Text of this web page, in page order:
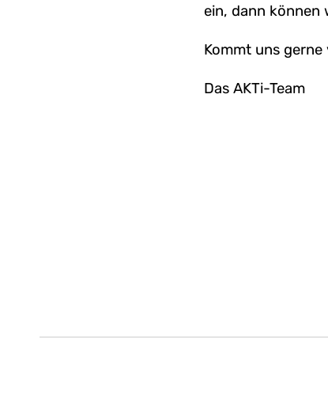
ein, dann können
Kommt uns
Das AKTi-Team